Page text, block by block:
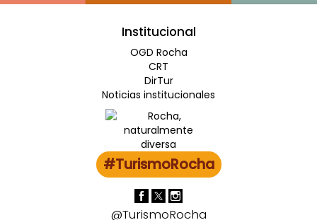
Institucional
OGD Rocha
CRT
DirTur
Noticias institucionales
#TurismoRocha
@TurismoRocha